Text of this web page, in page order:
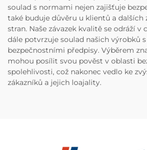
soulad s normami nejen zajišťuje
také buduje důvěru u klientů a dalších
stran. Naše závazek kvalitě se odráží v
dále potvrzuje soulad našich výrobků
bezpečnostními předpisy. Výběrem
mohou posílit svou pověst v oblasti
spolehlivosti, což nakonec vedlo ke
zákazníků a jejich loajality.